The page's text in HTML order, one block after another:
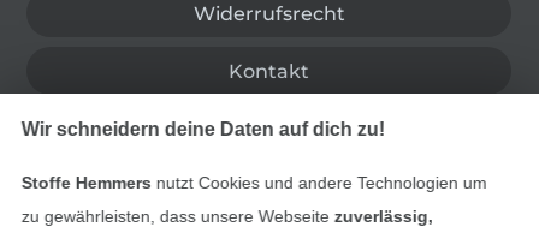
Widerrufsrecht
Kontakt
Bestellung widerrufen
Wir schneidern deine Daten auf dich zu!
Stoffe Hemmers nutzt Cookies und andere Technologien um
zu gewährleisten, dass unsere Webseite zuverlässig,